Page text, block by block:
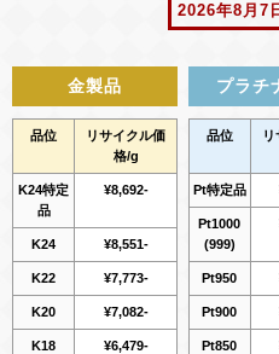
2026年8月7
金製品
品位
リサイクル価
格/g
K24特定
品
¥8,692-
K24 ¥8,551-
K22 ¥7,773-
K20 ¥7,082-
K18 ¥6,479-
プラチ
品位
Pt特定品
Pt1000
(999)
Pt950
Pt900
Pt850